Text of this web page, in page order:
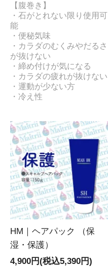
【腹巻き】
・石がとれない限り使用可
能
・便秘気味
・カラダのむくみやだるさ
が抜けない
・締め付けが気になる
・カラダの疲れが抜けない
・運動が少ない方
・冷え性
HM｜ヘアパック （保
湿・保護）
4,900円(税込5,390円)